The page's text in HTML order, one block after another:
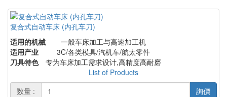
复合式自动车床 (内孔车刀)
适用的机械
一般车床加工与高速加工机
适用产业
3C/各类模具/汽机车/航太零件
刀具特色
专为车床加工需求设计,高精度高耐磨
List of Products
数量 :
詢價